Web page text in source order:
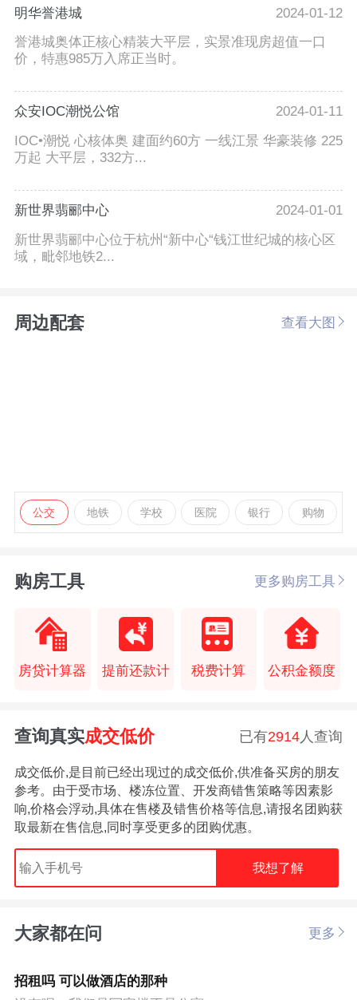
明华誉港城
2024-01-12
誉港城奥体正核心精装大平层，实景准现房超值一口
价，特惠985万入席正当时。
众安IOC潮悦公馆
2024-01-11
IOC•潮悦 心核体奥 建面约60方 一线江景 华豪装修 225
万起 大平层，332方...
新世界翡郦中心
2024-01-01
新世界翡郦中心位于杭州“新中心“钱江世纪城的核心区
域，毗邻地铁2...
周边配套 查看大图
公交 地铁 学校 医院 银行 购物
购房工具 更多购房工具
房贷计算器 提前还款计 税费计算 公积金额度
查询真实成交低价 已有2914人查询
成交低价,是目前已经出现过的成交低价,供准备买房的朋友
参考。由于受市场、楼冻位置、开发商错售策略等因素影
响,价格会浮动,具体在售楼及错售价格等信息,请报名团购获
取最新在售信息,同时享受更多的团购优惠。
我想了解
大家都在问 更多
招租吗 可以做酒店的那种